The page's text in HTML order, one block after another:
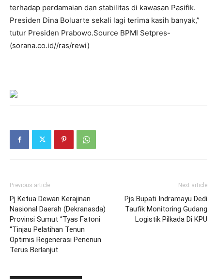
terhadap perdamaian dan stabilitas di kawasan Pasifik.
Presiden Dina Boluarte sekali lagi terima kasih banyak,”
tutur Presiden Prabowo.Source BPMI Setpres-
(sorana.co.id//ras/rewi)
Previous article
Pj Ketua Dewan Kerajinan
Nasional Daerah (Dekranasda)
Provinsi Sumut “Tyas Fatoni
“Tinjau Pelatihan Tenun
Optimis Regenerasi Penenun
Terus Berlanjut
Next article
Pjs Bupati Indramayu Dedi
Taufik Monitoring Gudang
Logistik Pilkada Di KPU